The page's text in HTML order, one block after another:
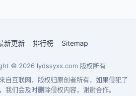
新更新 排行榜 Sitemap
© 2026 lydssyxx.com 版权所有
自互联网，版权归原创者所有，如果侵犯了
我们会及时删除侵权内容，谢谢合作。